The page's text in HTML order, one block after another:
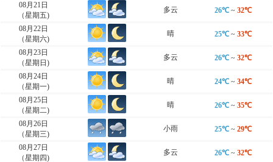
08月21日
（星期五)
多云 26℃ ~ 32℃
08月22日
（星期六)
晴 25℃ ~ 33℃
08月23日
（星期日)
多云 26℃ ~ 32℃
08月24日
（星期一)
晴 24℃ ~ 34℃
08月25日
（星期二)
晴 26℃ ~ 35℃
08月26日
（星期三)
小雨 25℃ ~ 29℃
08月27日
（星期四)
多云 26℃ ~ 32℃